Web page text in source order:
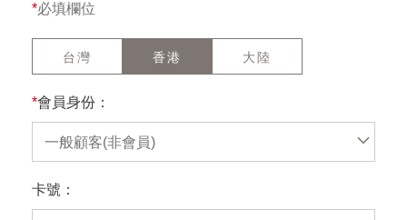
*必填欄位
台灣 香港 大陸
*會員身份：
一般顧客(非會員)
卡號：